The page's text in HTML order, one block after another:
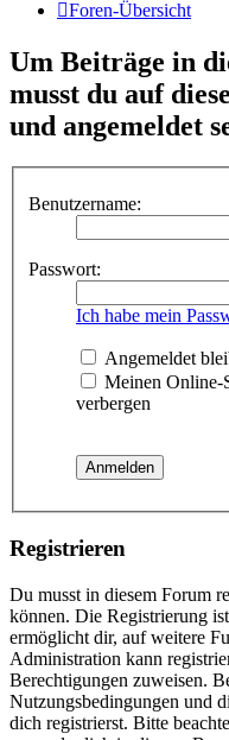
Foren-Übersicht
Um Beiträge in
musst du auf
und angemeldet
Benutzername:
Passwort:
Ich habe mein
Angemeldet
Meinen Online-
verbergen
Registrieren
Du musst in diesem Forum
können. Die Registrierung
ermöglicht dir, auf weitere
Administration kann
Berechtigungen zuweisen.
Nutzungsbedingungen und
dich registrierst. Bitte